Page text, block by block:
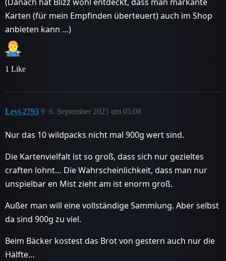
Karten (für mein Empfinden überteuert) auch im Shop
anbieten kann …)
1 Like
Levi-2793 6. September 2025 um 05:08
9
Nur das 10 wildpacks nicht mal 900g wert sind.
Die Kartenvielfalt ist so groß, dass sich nur gezieltes
craften lohnt… Die Wahrscheinlichkeit, dass man nur
unspielbar en Mist zieht am ist enorm groß.
Außer man will eine vollständige Sammlung. Aber selbst
da sind 900g zu viel.
Beim Bäcker kostest das Brot von gestern auch nur die
Hälfte…